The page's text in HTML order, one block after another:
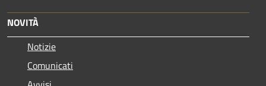
NOVITÀ
Notizie
Comunicati